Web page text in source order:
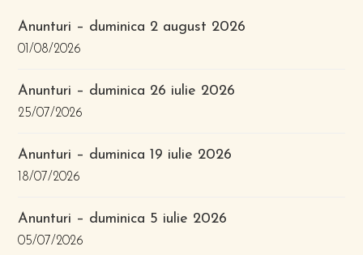
Anunturi – duminica 2 august 2026
01/08/2026
Anunturi – duminica 26 iulie 2026
25/07/2026
Anunturi – duminica 19 iulie 2026
18/07/2026
Anunturi – duminica 5 iulie 2026
05/07/2026